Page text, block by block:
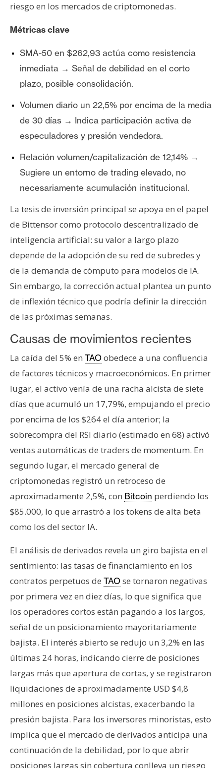
r
s
s
C
n
t
a
t
o
y
u
b
i
c
i
d
d
riesgo en los mercados de criptomonedas.
Métricas clave
SMA-50 en $262,93 actúa como resistencia
inmediata → Señal de debilidad en el corto
plazo, posible consolidación.
Volumen diario un 22,5% por encima de la media
de 30 días → Indica participación activa de
especuladores y presión vendedora.
Relación volumen/capitalización de 12,14% →
Sugiere un entorno de trading elevado, no
necesariamente acumulación institucional.
La tesis de inversión principal se apoya en el papel
de Bittensor como protocolo descentralizado de
inteligencia artificial: su valor a largo plazo
depende de la adopción de su red de subredes y
de la demanda de cómputo para modelos de IA.
Sin embargo, la corrección actual plantea un punto
de inflexión técnico que podría definir la dirección
de las próximas semanas.
Causas de movimientos recientes
La caída del 5% en TAOobedece a una confluencia
de factores técnicos y macroeconómicos. En primer
lugar, el activo venía de una racha alcista de siete
días que acumuló un 17,79%, empujando el precio
por encima de los $264 el día anterior; la
sobrecompra del RSI diario (estimado en 68) activó
ventas automáticas de traders de momentum. En
segundo lugar, el mercado general de
criptomonedas registró un retroceso de
aproximadamente 2,5%, con Bitcoin perdiendo los
$85.000, lo que arrastró a los tokens de alta beta
como los del sector IA.
El análisis de derivados revela un giro bajista en el
sentimiento: las tasas de financiamiento en los
contratos perpetuos de TAOse tornaron negativas
por primera vez en diez días, lo que significa que
los operadores cortos están pagando a los largos,
señal de un posicionamiento mayoritariamente
bajista. El interés abierto se redujo un 3,2% en las
últimas 24 horas, indicando cierre de posiciones
largas más que apertura de cortas, y se registraron
liquidaciones de aproximadamente USD $4,8
millones en posiciones alcistas, exacerbando la
presión bajista. Para los inversores minoristas, esto
implica que el mercado de derivados anticipa una
continuación de la debilidad, por lo que abrir
posiciones largas sin cobertura conlleva un riesgo